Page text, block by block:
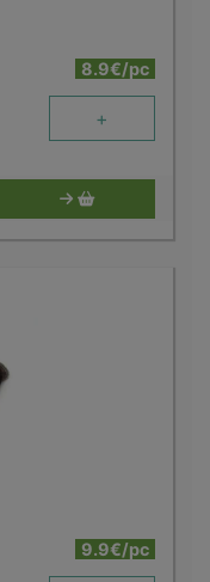
8.9€/pc
+
9.9€/pc